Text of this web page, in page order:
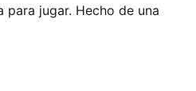
para jugar. Hecho de una
y poliéster, este conjunto de
gatear, caminar y vivir
para una salida familiar o la